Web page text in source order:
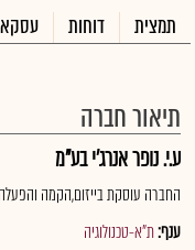
תמצית דוחות
תיאור חברה
ע.י. נופר אנרג'י בע"מ
החברה עוסקת בייזום,הקמה
ענף:ת"א-טכנולוגיה